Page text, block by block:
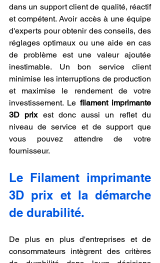
dans un support client de qualité, réactif
et compétent. Avoir accès à une équipe
d'experts pour obtenir des conseils, des
réglages optimaux ou une aide en cas
de problème est une valeur ajoutée
inestimable. Un bon service client
minimise les interruptions de production
et maximise le rendement de votre
investissement. Le filament imprimante
3D prix est donc aussi un reflet du
niveau de service et de support que
vous pouvez attendre de votre
fournisseur.
Le Filament imprimante
3D prix et la démarche
de durabilité.
De plus en plus d'entreprises et de
consommateurs intègrent des critères